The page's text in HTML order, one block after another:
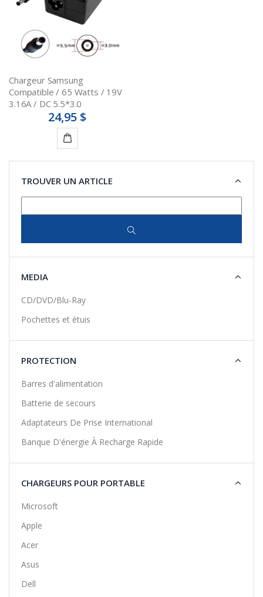
Chargeur Samsung
Compatible / 65 Watts / 19V
3.16A / DC 5.5*3.0
24,95 $
Ajouter
au
panier
TROUVER UN ARTICLE
MEDIA
CD/DVD/Blu-Ray
Pochettes et étuis
PROTECTION
Barres d'alimentation
Batterie de secours
Adaptateurs De Prise International
Banque D'énergie À Recharge Rapide
CHARGEURS POUR PORTABLE
Microsoft
Apple
Acer
Asus
Dell